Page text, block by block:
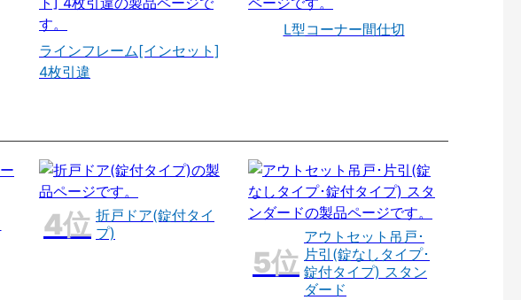
ラインフレーム[インセット]
4枚引違
L型コーナー間仕切
折戸ドア(錠付タイ
プ)
アウトセット吊戸･
片引(錠なしタイプ･
錠付タイプ) スタン
ダード